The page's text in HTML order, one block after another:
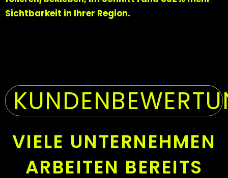
Sichtbarkeit in Ihrer Region.
VIELE UNTERNEHMEN
ARBEITEN BEREITS